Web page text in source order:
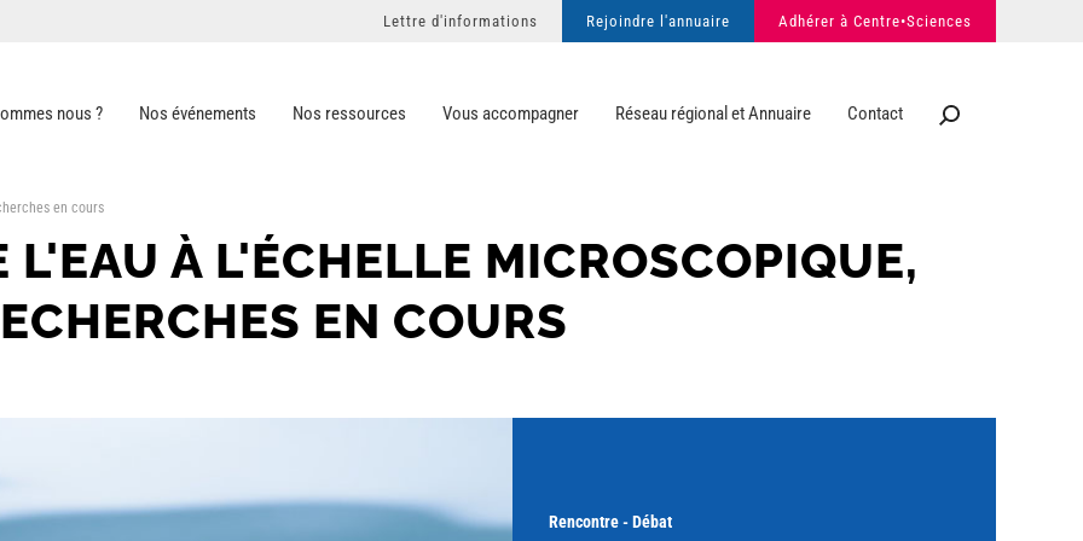
nous ? Nos événements Nos ressources Vous accompagner Réseau régional et Annuaire Contact
Lettre d'informations Rejoindre l'annuaire Adhérer à Centre•Sciences
en cours
L'EAU À L'ÉCHELLE MICROSCOPIQUE,
EN COURS
Rencontre - Débat